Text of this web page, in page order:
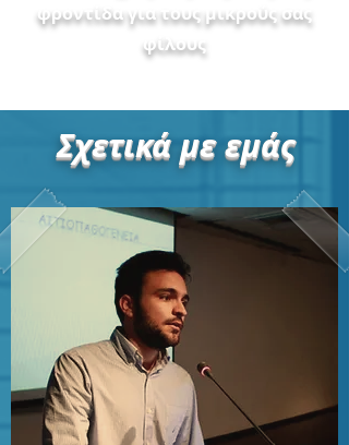
φροντίδα για τους μικρούς σας
φίλους
Σχετικά με εμάς